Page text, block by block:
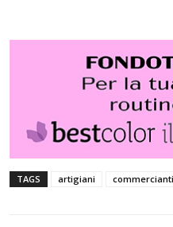
TAGS artigiani commercianti